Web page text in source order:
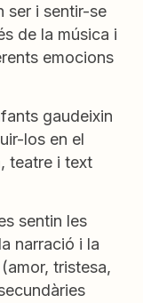
ser i sentir-se
de la música i
emocions
gaudeixin
los en el
teatre i text
sentin les
narració i la
tristesa,